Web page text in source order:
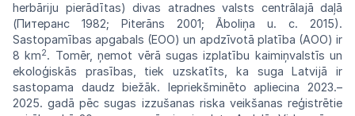
herbāriju pierādītas) divas atradnes valsts centrālajā daļā
(Питеранс 1982; Piterāns 2001; Āboliņa u. c.2015).
Sastopamības apgabals (EOO) un apdzīvotā platība (AOO)ir
8 km2. Tomēr,ņemot vērā sugas izplatību kaimiņvalstīs un
ekoloģiskās prasības, tiek uzskatīts, ka suga Latvijāir
sastopama daudz biežāk. Iepriekšminētoapliecina 2023.–
2025. gadā pēc sugas izzušanas riska veikšanas reģistrētie